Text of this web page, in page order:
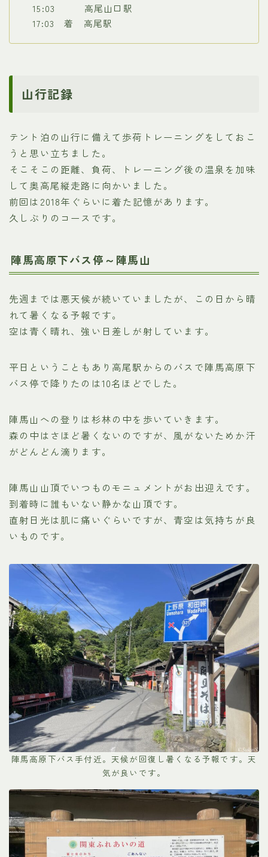
15:03 高尾山口駅
17:03 着 高尾駅
山行記録
テント泊の山行に備えて歩荷トレーニングをしておこ
うと思い立ちました。
そこそこの距離、負荷、トレーニング後の温泉を加味
して奥高尾縦走路に向かいました。
前回は2018年ぐらいに着た記憶があります。
久しぶりのコースです。
陣馬高原下バス停～陣馬山
先週までは悪天候が続いていましたが、この日から晴
れて暑くなる予報です。
空は青く晴れ、強い日差しが射しています。
平日ということもあり高尾駅からのバスで陣馬高原下
バス停で降りたのは10名ほどでした。
陣馬山への登りは杉林の中を歩いていきます。
森の中はさほど暑くないのですが、風がないためか汗
がどんどん滴ります。
陣馬山山頂でいつものモニュメントがお出迎えです。
到着時に誰もいない静かな山頂です。
直射日光は肌に痛いぐらいですが、青空は気持ちが良
いものです。
陣馬高原下バス手付近。天候が回復し暑くなる予報です。天
気が良いです。